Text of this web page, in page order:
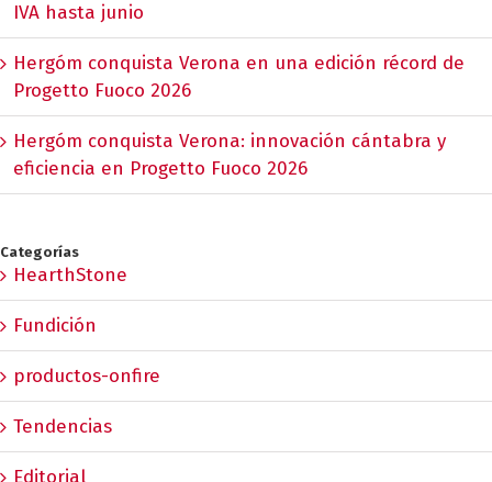
IVA hasta junio
Hergóm conquista Verona en una edición récord de
Progetto Fuoco 2026
Hergóm conquista Verona: innovación cántabra y
eficiencia en Progetto Fuoco 2026
Categorías
HearthStone
Fundición
productos-onfire
Tendencias
Editorial